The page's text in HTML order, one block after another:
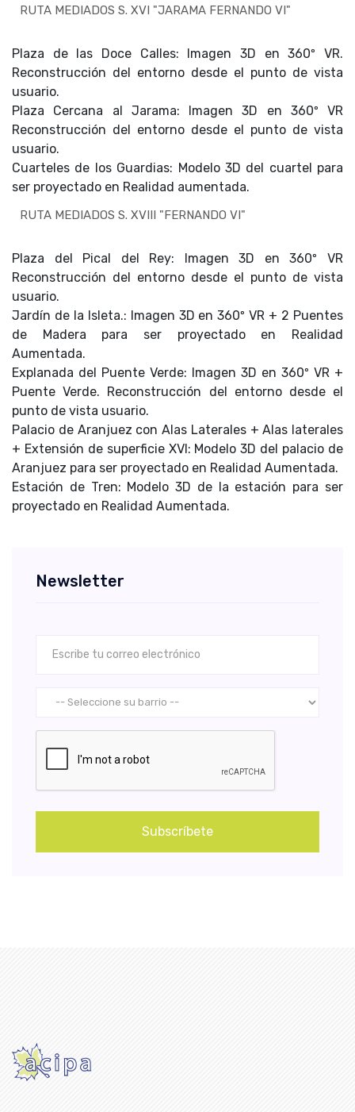
RUTA MEDIADOS S. XVI "JARAMA FERNANDO VI"
Plaza de las Doce Calles: Imagen 3D en 360º VR.
Reconstrucción del entorno desde el punto de vista
usuario.
Plaza Cercana al Jarama: Imagen 3D en 360º VR
Reconstrucción del entorno desde el punto de vista
usuario.
Cuarteles de los Guardias: Modelo 3D del cuartel para
ser proyectado en Realidad aumentada.
RUTA MEDIADOS S. XVIII "FERNANDO VI"
Plaza del Pical del Rey: Imagen 3D en 360º VR
Reconstrucción del entorno desde el punto de vista
usuario.
Jardín de la Isleta.: Imagen 3D en 360º VR + 2 Puentes
de Madera para ser proyectado en Realidad
Aumentada.
Explanada del Puente Verde: Imagen 3D en 360º VR +
Puente Verde. Reconstrucción del entorno desde el
punto de vista usuario.
Palacio de Aranjuez con Alas Laterales + Alas laterales
+ Extensión de superficie XVI: Modelo 3D del palacio de
Aranjuez para ser proyectado en Realidad Aumentada.
Estación de Tren: Modelo 3D de la estación para ser
proyectado en Realidad Aumentada.
Newsletter
Subscríbete